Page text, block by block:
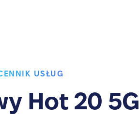
USŁUG
Hot 20 5G